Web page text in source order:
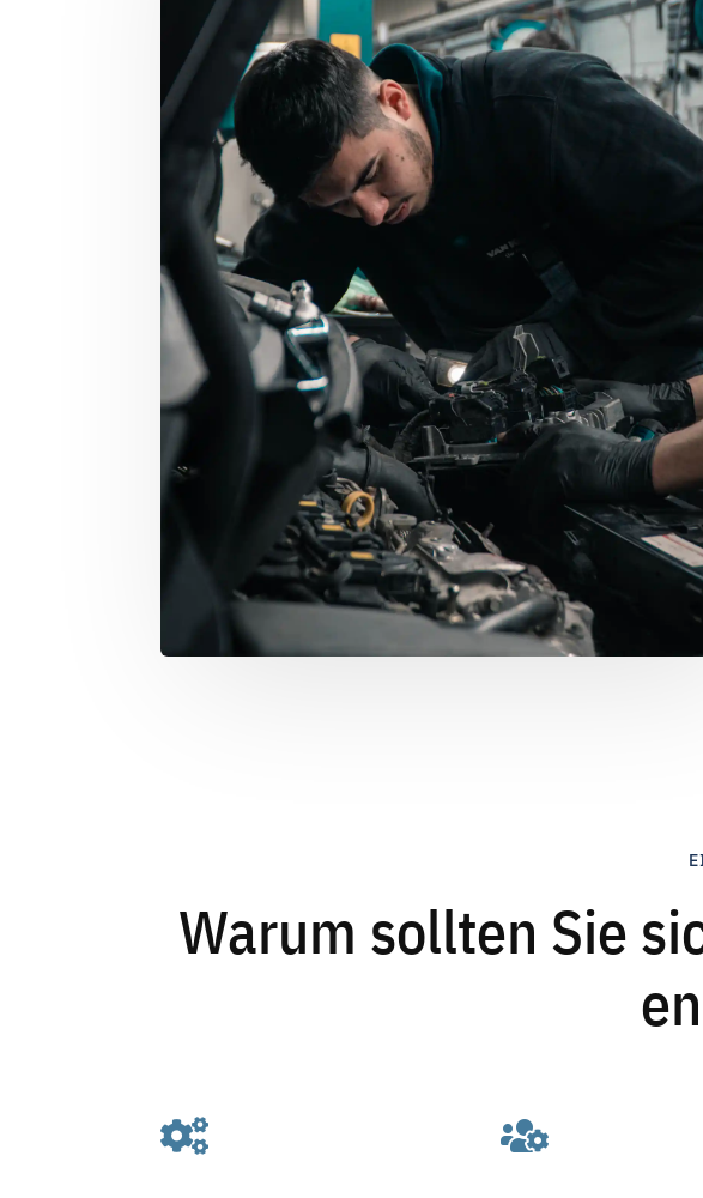
Warum sollten Sie
 